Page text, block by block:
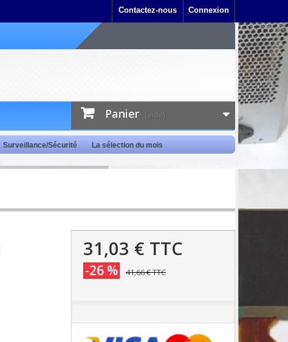
Connexion
Contactez-nous
Panier (vide)
Surveillance/Sécurité La sélection du mois
31,03 € TTC
-26 % 41,66 €TTC